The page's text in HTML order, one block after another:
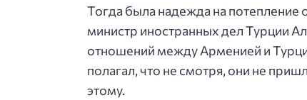
Тогда была надежда на
министр иностранных дел Турции
отношений между Арменией и
полагал, что не смотря, они не
этому.